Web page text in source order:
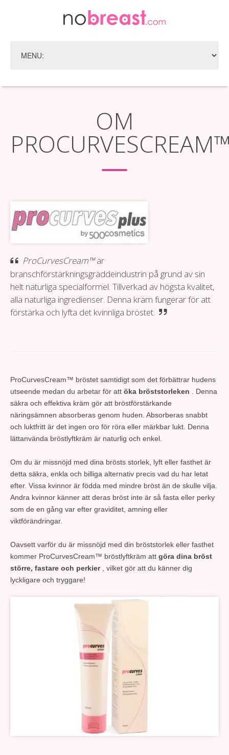
OM
ProCurvesCream™är
branschförstärkningsgräddeindustrin på grund av sin
helt naturliga specialformel. Tillverkad av högsta kvalitet,
alla naturliga ingredienser. Denna kräm fungerar för att
förstärka och lyfta det kvinnliga bröstet.
ProCurvesCream™ bröstet samtidigt som det förbättrar hudens
utseende medan du arbetar för att öka bröststorleken . Denna
säkra och effektiva kräm gör att bröstförstärkande
näringsämnen absorberas genom huden. Absorberas snabbt
och luktfritt är det ingen oro för röra eller märkbar lukt. Denna
lättanvända bröstlyftkräm är naturlig och enkel.
Om du är missnöjd med dina brösts storlek, lyft eller fasthet är
detta säkra, enkla och billiga alternativ precis vad du har letat
efter. Vissa kvinnor är födda med mindre bröst än de skulle vilja.
Andra kvinnor känner att deras bröst inte är så fasta eller perky
som de en gång var efter graviditet, amning eller
viktförändringar.
Oavsett varför du är missnöjd med din bröststorlek eller fasthet
kommer ProCurvesCream™ bröstlyftkräm att göra dina bröst
större, fastare och perkier, vilket gör att du känner dig
lyckligare och tryggare!